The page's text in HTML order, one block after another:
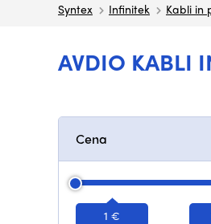
Syntex Infinitek Kabli in
AVDIO KABLI
Cena
1 €